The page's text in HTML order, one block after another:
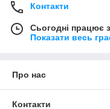
Контакти
Сьогодні працює
Показати весь
Про нас
Контакти